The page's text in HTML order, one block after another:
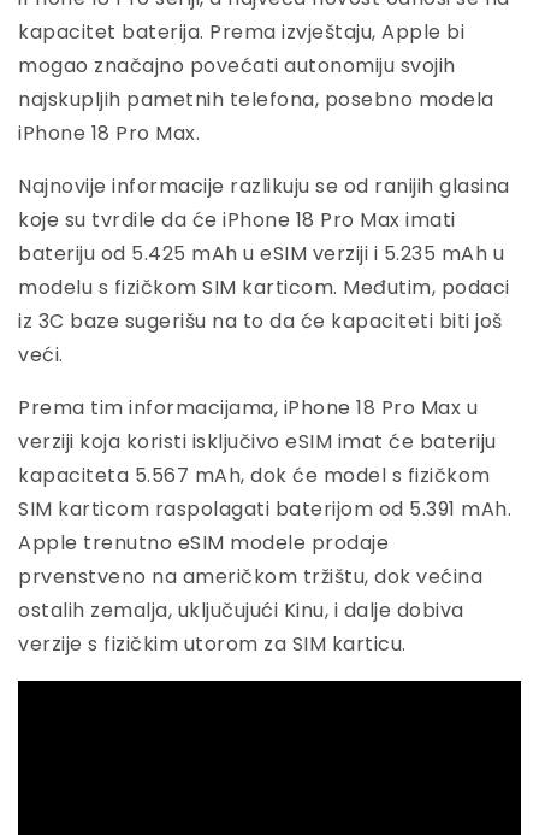
kapacitet baterija. Prema izvještaju, Apple bi
mogao značajno povećati autonomiju svojih
najskupljih pametnih telefona, posebno modela
iPhone 18 Pro Max.
Najnovije informacije razlikuju se od ranijih glasina
koje su tvrdile da će iPhone 18 Pro Max imati
bateriju od 5.425 mAh u eSIM verziji i 5.235 mAh u
modelu s fizičkom SIM karticom. Međutim, podaci
iz 3C baze sugerišu na to da će kapaciteti biti još
veći.
Prema tim informacijama, iPhone 18 Pro Max u
verziji koja koristi isključivo eSIM imat će bateriju
kapaciteta 5.567 mAh, dok će model s fizičkom
SIM karticom raspolagati baterijom od 5.391 mAh.
Apple trenutno eSIM modele prodaje
prvenstveno na američkom tržištu, dok većina
ostalih zemalja, uključujući Kinu, i dalje dobiva
verzije s fizičkim utorom za SIM karticu.